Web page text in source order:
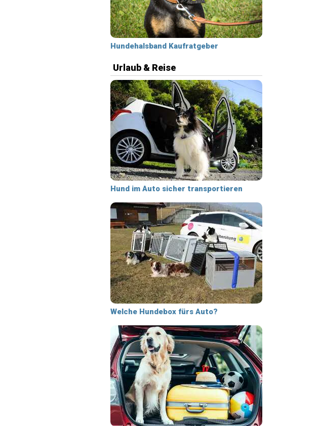
Hundehalsband Kaufratgeber
Urlaub & Reise
Hund im Auto sicher transportieren
Welche Hundebox fürs Auto?